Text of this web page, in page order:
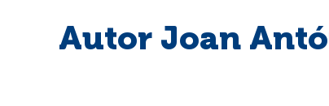
Autor Joan